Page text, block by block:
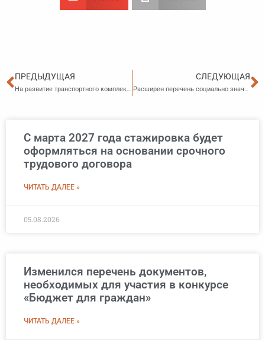
Пред
ПРЕДЫДУЩАЯ
На развитие транспортного комплекса Приморского края направят больше средств
СЛЕДУЮЩАЯ
Расширен перечень социально значимых для Приморья вакантных должностей
С марта 2027 года стажировка будет
оформляться на основании срочного
трудового договора
ЧИТАТЬ ДАЛЕЕ »
05.08.2026
Изменился перечень документов,
необходимых для участия в конкурсе
«Бюджет для граждан»
ЧИТАТЬ ДАЛЕЕ »